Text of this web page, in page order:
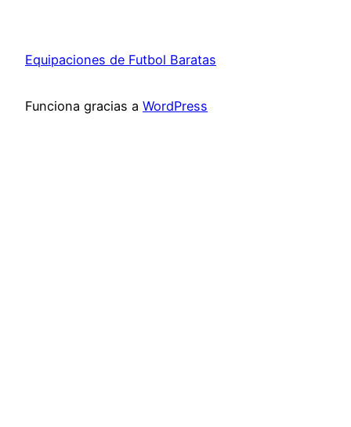
Equipaciones de Futbol Baratas
Funciona gracias a WordPress